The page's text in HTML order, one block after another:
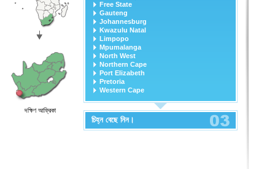
দক্ষিণ আফ্রিকা
Free State
Gauteng
Johannesburg
Kwazulu Natal
Limpopo
Mpumalanga
North West
Northern Cape
Port Elizabeth
Pretoria
Western Cape
চিহ্ন বেছে নিন।